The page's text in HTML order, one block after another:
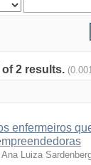
2 results.
enfermeiros
Ana Luiza